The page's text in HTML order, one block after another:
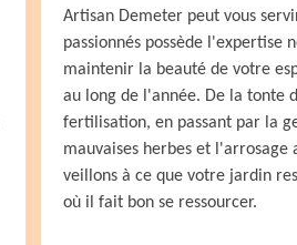
Artisan Demeter peut vous
passionnés possède l'expertise
maintenir la beauté de votre
au long de l'année. De la tonte
fertilisation, en passant par la
mauvaises herbes et l'arrosage
veillons à ce que votre jardin
où il fait bon se ressourcer.